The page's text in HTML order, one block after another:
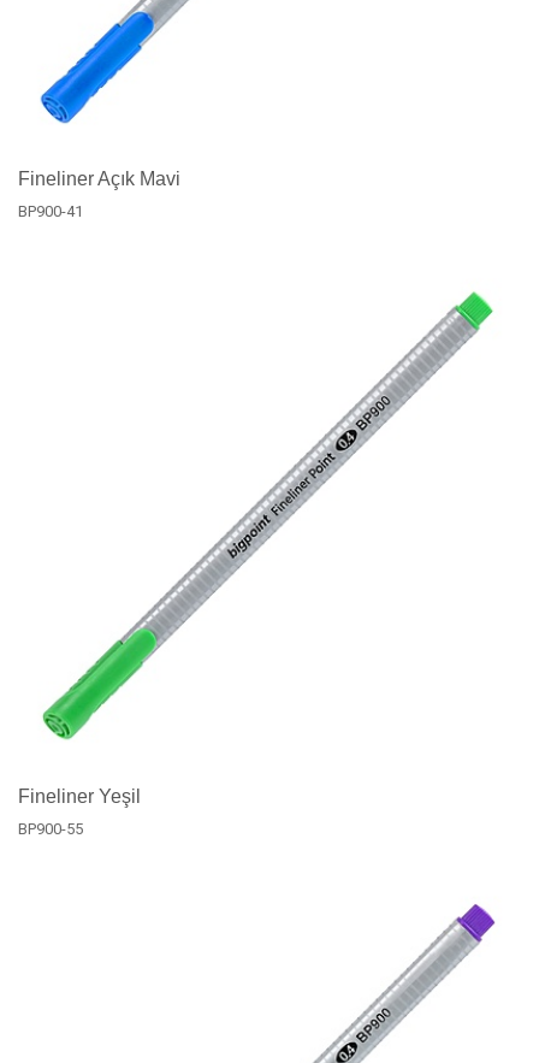
Fineliner Açık Mavi
BP900-41
Fineliner Yeşil
BP900-55